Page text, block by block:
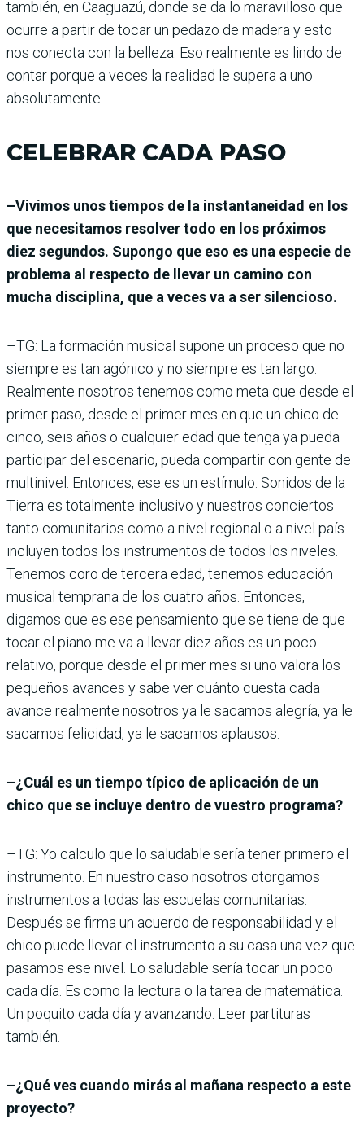
también, en Caaguazú, donde se da lo maravilloso que
ocurre a partir de tocar un pedazo de madera y esto
nos conecta con la belleza. Eso realmente es lindo de
contar porque a veces la realidad le supera a uno
absolutamente.
CELEBRAR CADA PASO
–Vivimos unos tiempos de la instantaneidad en los
que necesitamos resolver todo en los próximos
diez segundos. Supongo que eso es una especie de
problema al respecto de llevar un camino con
mucha disciplina, que a veces va a ser silencioso.
–TG: La formación musical supone un proceso que no
siempre es tan agónico y no siempre es tan largo.
Realmente nosotros tenemos como meta que desde el
primer paso, desde el primer mes en que un chico de
cinco, seis años o cualquier edad que tenga ya pueda
participar del escenario, pueda compartir con gente de
multinivel. Entonces, ese es un estímulo. Sonidos de la
Tierra es totalmente inclusivo y nuestros conciertos
tanto comunitarios como a nivel regional o a nivel país
incluyen todos los instrumentos de todos los niveles.
Tenemos coro de tercera edad, tenemos educación
musical temprana de los cuatro años. Entonces,
digamos que es ese pensamiento que se tiene de que
tocar el piano me va a llevar diez años es un poco
relativo, porque desde el primer mes si uno valora los
pequeños avances y sabe ver cuánto cuesta cada
avance realmente nosotros ya le sacamos alegría, ya le
sacamos felicidad, ya le sacamos aplausos.
–¿Cuál es un tiempo típico de aplicación de un
chico que se incluye dentro de vuestro programa?
–TG: Yo calculo que lo saludable sería tener primero el
instrumento. En nuestro caso nosotros otorgamos
instrumentos a todas las escuelas comunitarias.
Después se firma un acuerdo de responsabilidad y el
chico puede llevar el instrumento a su casa una vez que
pasamos ese nivel. Lo saludable sería tocar un poco
cada día. Es como la lectura o la tarea de matemática.
Un poquito cada día y avanzando. Leer partituras
también.
–¿Qué ves cuando mirás al mañana respecto a este
proyecto?